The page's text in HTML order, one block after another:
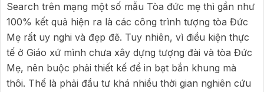
Search trên mạng một số mẫu Tòa đức mẹ thì gần như
100% kết quả hiện ra là các công trình tượng tòa Đức
Mẹ rất uy nghi và đẹp đẽ. Tuy nhiên, vì điều kiện thực
tế ở Giáo xứ mình chưa xây dựng tượng đài và tòa Đức
Mẹ, nên buộc phải thiết kế để in bạt bắn khung mà
thôi. Thế là phải đầu tư khá nhiều thời gian nghiên cứu